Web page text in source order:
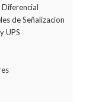
de Señalizacion
UPS